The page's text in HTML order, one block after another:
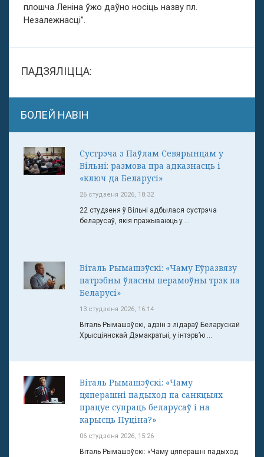
плошча Леніна ўжо даўно носіць назву пл.
Незалежнасці”.
ПАДЗЯЛІЦЦА:
БОЛЕЙ НАВІН
Сустрэча з Паўлам Севярынцам у
Вільні: размова пра адказнасць і
«ключ да Беларусі»
26 студзеня 2026, 18:32
22 студзеня ў Вільні адбылася сустрэча
беларусаў, якія пражываюць у ...
Віталь Рымашэўскі: «Чаму Еўразвязу
патрэбны ўласны перамоўны трэк па
Беларусі»
13 студзеня 2026, 16:14
Віталь Рымашэўскі, адзін з лідараў Беларускай
Хрысціянскай Дэмакратыі, у інтэрв’ю ...
Віталь Рымашэўскі: «Чаму
цяперашні падыход па санкцыях
працуе супраць беларусаў і на
карысць Пуціна?»
06 студзеня 2026, 15:26
Віталь Рымашэўскі: «Чаму цяперашні падыход